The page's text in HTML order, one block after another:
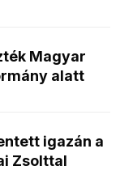
Magyar
alatt
igazán a
Zsolttal